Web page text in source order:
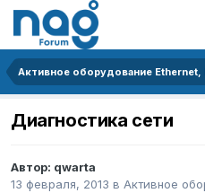
Диагностика сети
Автор: qwarta
13 февраля, 2013 в Активное